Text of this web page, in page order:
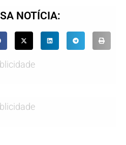
NOTÍCIA: